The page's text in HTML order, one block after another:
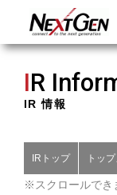
IR
IR 情報
IRトップ トッ